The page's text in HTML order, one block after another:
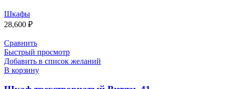
Шкафы
28,600 ₽
Сравнить
Быстрый просмотр
Добавить в список желаний
В корзину